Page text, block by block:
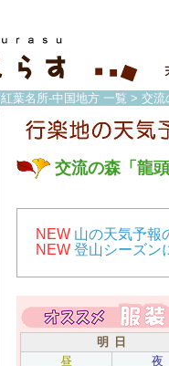
紅葉名所-中国地方 一覧 > 交流
交流の森「龍頭
NEW 山の天気予報
NEW 登山シーズン
明 日
昼
夜